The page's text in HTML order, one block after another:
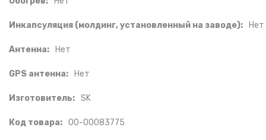
Инкапсуляция (молдинг, установленный на заводе): Нет
Антенна: Нет
GPS антенна: Нет
Изготовитель: SK
Код товара: 00-00083775